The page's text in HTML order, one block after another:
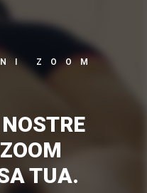
ZOOM
TUA.